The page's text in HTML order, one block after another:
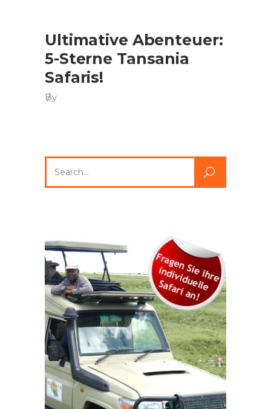
Ultimative Abenteuer:
5-Sterne Tansania
Safaris!
By
for: